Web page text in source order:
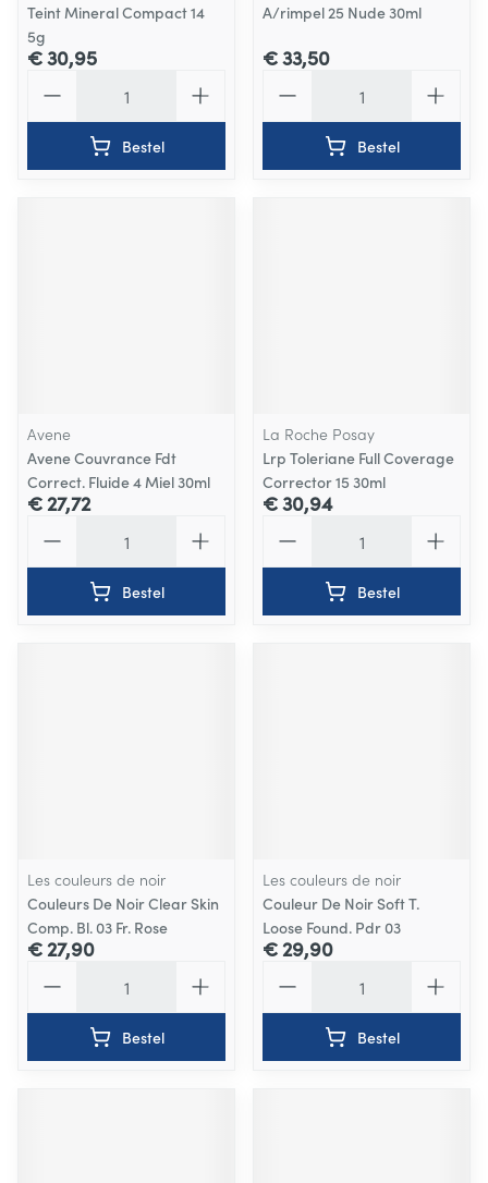
Teint Mineral Compact 14
5g
€ 30,95
Bestel
A/rimpel 25 Nude 30ml
€ 33,50
Bestel
Avene
Avene Couvrance Fdt
Correct. Fluide 4 Miel 30ml
€ 27,72
Bestel
La Roche Posay
Lrp Toleriane Full Coverage
Corrector 15 30ml
€ 30,94
Bestel
Les couleurs de noir
Couleurs De Noir Clear Skin
Comp. Bl. 03 Fr. Rose
€ 27,90
Bestel
Les couleurs de noir
Couleur De Noir Soft T.
Loose Found. Pdr 03
€ 29,90
Bestel